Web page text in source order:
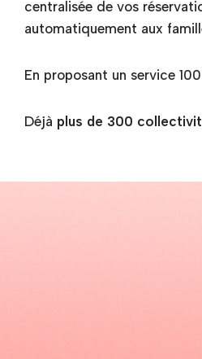
centralisée de vos
automatiquement aux
En proposant un service
Déjà plus de 300